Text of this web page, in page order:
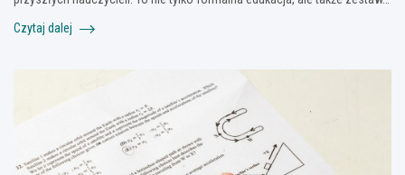
Czytaj dalej